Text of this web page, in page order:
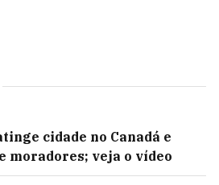
cidade no Canadá e
moradores; veja o vídeo